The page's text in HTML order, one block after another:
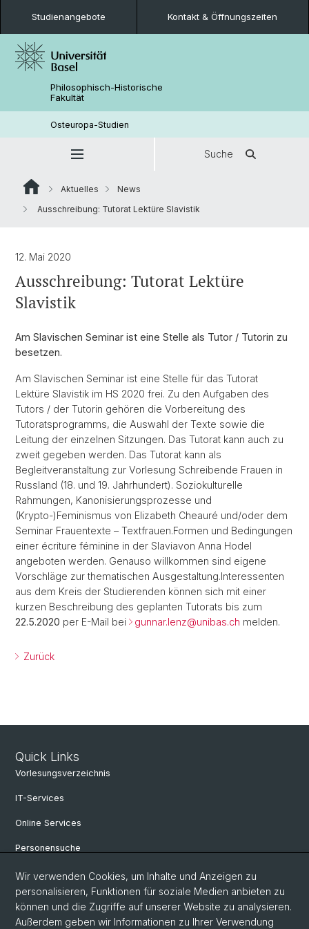
Studienangebote Kontakt & Öffnungszeiten
Philosophisch-Historische
Fakultät
Osteuropa-Studien
Suche
Aktuelles
News
Ausschreibung: Tutorat Lektüre Slavistik
12. Mai 2020
Ausschreibung: Tutorat Lektüre
Slavistik
Am Slavischen Seminar ist eine Stelle als Tutor / Tutorin zu
besetzen.
Am Slavischen Seminar ist eine Stelle für das Tutorat
Lektüre Slavistik im HS 2020 frei. Zu den Aufgaben des
Tutors / der Tutorin gehören die Vorbereitung des
Tutoratsprogramms, die Auswahl der Texte sowie die
Leitung der einzelnen Sitzungen. Das Tutorat kann auch zu
zweit gegeben werden. Das Tutorat kann als
Begleitveranstaltung zur Vorlesung Schreibende Frauen in
Russland (18. und 19. Jahrhundert). Soziokulturelle
Rahmungen, Kanonisierungsprozesse und
(Krypto-)Feminismus von Elizabeth Cheauré und/oder dem
Seminar Frauentexte – Textfrauen.Formen und Bedingungen
einer écriture féminine in der Slaviavon Anna Hodel
angeboten werden. Genauso willkommen sind eigene
Vorschläge zur thematischen Ausgestaltung.Interessenten
aus dem Kreis der Studierenden können sich mit einer
kurzen Beschreibung des geplanten Tutorats bis zum
22.5.2020 per E-Mail bei gunnar.lenz@unibas.ch melden.
Zurück
Quick Links
Vorlesungsverzeichnis
IT-Services
Online Services
Personensuche
Personeninfo
Professur für Osteuropäische Geschichte
Fachbereich Slavistik
Wir verwenden Cookies, um Inhalte und Anzeigen zu
personalisieren, Funktionen für soziale Medien anbieten zu
können und die Zugriffe auf unserer Website zu analysieren.
Außerdem geben wir Informationen zu Ihrer Verwendung